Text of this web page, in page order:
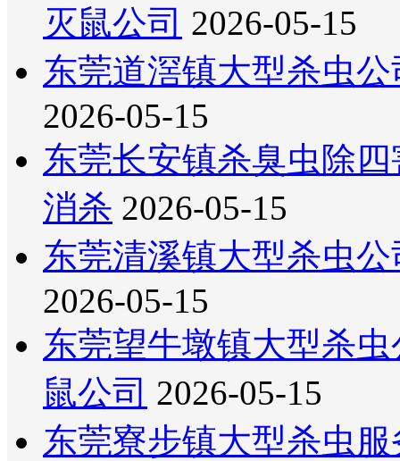
灭鼠公司 2026-05-15
东莞道滘镇大型杀虫
2026-05-15
东莞长安镇杀臭虫除
消杀 2026-05-15
东莞清溪镇大型杀虫
2026-05-15
东莞望牛墩镇大型杀
鼠公司 2026-05-15
东莞寮步镇大型杀虫